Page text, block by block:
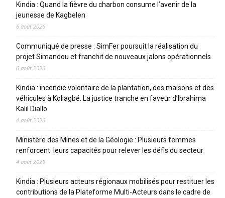
Kindia : Quand la fièvre du charbon consume l’avenir de la
jeunesse de Kagbelen
6 août 2026
Communiqué de presse : SimFer poursuit la réalisation du
projet Simandou et franchit de nouveaux jalons opérationnels
6 août 2026
Kindia : incendie volontaire de la plantation, des maisons et des
véhicules à Koliagbé. La justice tranche en faveur d’Ibrahima
Kalil Diallo
4 août 2026
Ministère des Mines et de la Géologie : Plusieurs femmes
renforcent leurs capacités pour relever les défis du secteur
4 août 2026
Kindia : Plusieurs acteurs régionaux mobilisés pour restituer les
contributions de la Plateforme Multi-Acteurs dans le cadre de